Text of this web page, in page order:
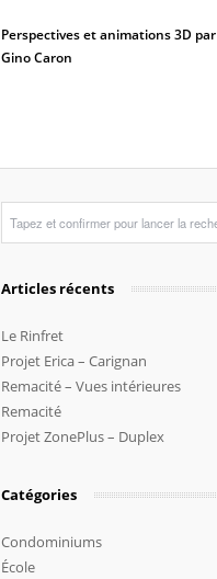
Perspectives et animations 3D par
Gino Caron
Articles récents
Le Rinfret
Projet Erica – Carignan
Remacité – Vues intérieures
Remacité
Projet ZonePlus – Duplex
Catégories
Condominiums
École